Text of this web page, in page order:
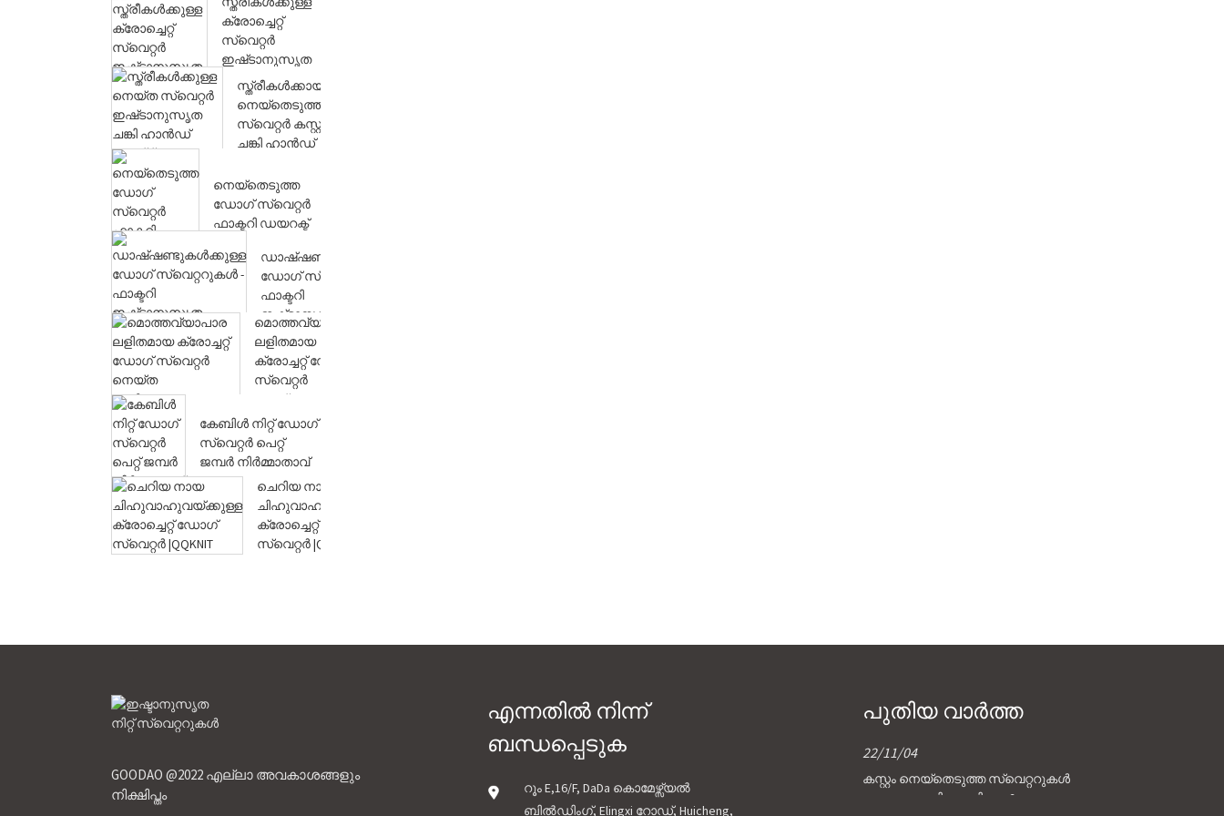
ക്രോച്ചെറ്റ്
സ്വെറ്റർ
ഇഷ്‌ടാനുസൃത
ഡിസൈൻ
പാറ്റേൺ|QQKNIT
സ്ത്രീകൾക്കായി
നെയ്തെടുത്ത
സ്വെറ്റർ കസ്റ്റം
ചങ്കി ഹാൻഡ്
നെയ്തെടുത്ത
ഡോഗ് സ്വെറ്റർ
ഫാക്ടറി ഡയറക്ട്
ജമ്പർ |... ഡാഷ്‌ഷണ്ടുകൾക്കുള്ള
ഡോഗ് സ്വെറ്ററുകൾ -
ഫാക്ടറി
ഇഷ്‌ടാനുസൃതം |...
മൊത്തവ്യാപാര
ലളിതമായ
ക്രോച്ചറ്റ് ഡോഗ്
സ്വെറ്റർ
നെയ്ത പെറ്റ്
ക്ലോ...
കേബിൾ നിറ്റ് ഡോഗ്
സ്വെറ്റർ പെറ്റ്
ജമ്പർ നിർമ്മാതാവ്
|QQKNIT
ചെറിയ നായ
ചിഹുവാഹുവയ്ക്കുള്ള
ക്രോച്ചെറ്റ് ഡോഗ്
സ്വെറ്റർ |QQKNIT
GOODAO @2022 എല്ലാ അവകാശങ്ങളും
നിക്ഷിപ്തം
എന്നതിൽ നിന്ന്
ബന്ധപ്പെടുക
റൂം E,16/F, DaDa കൊമേഴ്സ്യൽ
ബിൽഡിംഗ്, Elingxi റോഡ്, Huicheng,
പുതിയ വാർത്ത
22/11/04
കസ്റ്റം നെയ്തെടുത്ത സ്വെറ്ററുകൾ
എങ്ങനെ പരിശോധിക്കാം?